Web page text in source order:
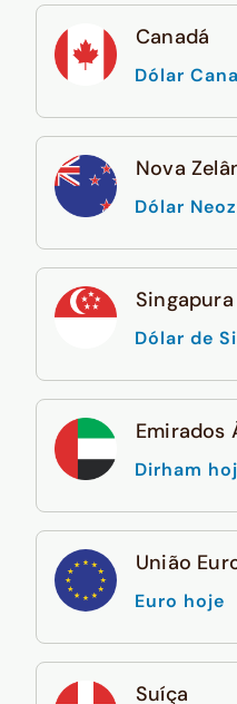
Canadá
Dólar
Nova
Dólar
Singapura
Dólar de
Emirados
Dirham
União
Euro hoje
Suíça